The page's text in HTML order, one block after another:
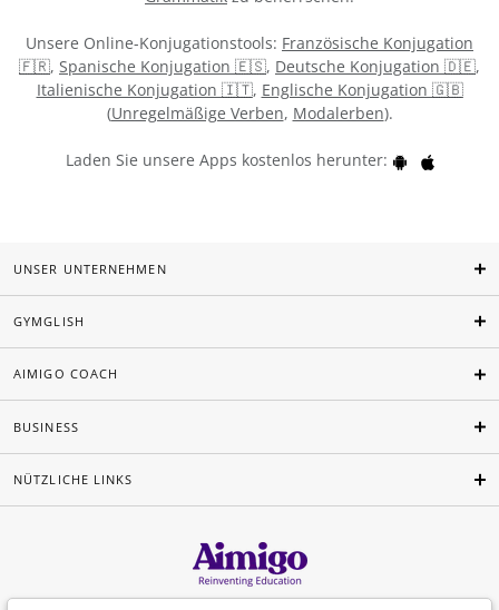
Unsere Online-Konjugationstools: Französische Konjugation
🇫🇷, Spanische Konjugation 🇪🇸, Deutsche Konjugation 🇩🇪,
Italienische Konjugation 🇮🇹, Englische Konjugation 🇬🇧
(Unregelmäßige Verben, Modalerben).
Laden Sie unsere Apps kostenlos herunter:
UNSER UNTERNEHMEN
GYMGLISH
AIMIGO COACH
BUSINESS
NÜTZLICHE LINKS